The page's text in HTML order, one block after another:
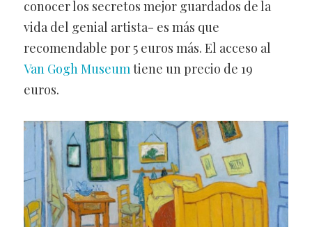
conocer los secretos mejor guardados de la
vida del genial artista- es más que
recomendable por 5 euros más. El acceso al
Van Gogh Museumtiene un precio de 19
euros.